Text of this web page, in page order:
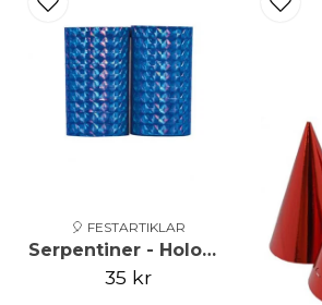
🎈 FESTARTIKLAR
Serpentiner - Holographic - Blå
35 kr